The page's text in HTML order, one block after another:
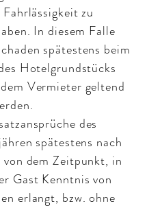
zu
In diesem Falle
spätestens beim
Hotelgrundstücks
Vermieter geltend
des
spätestens nach
von dem Zeitpunkt, in
Gast Kenntnis von
erlangt, bzw. ohne